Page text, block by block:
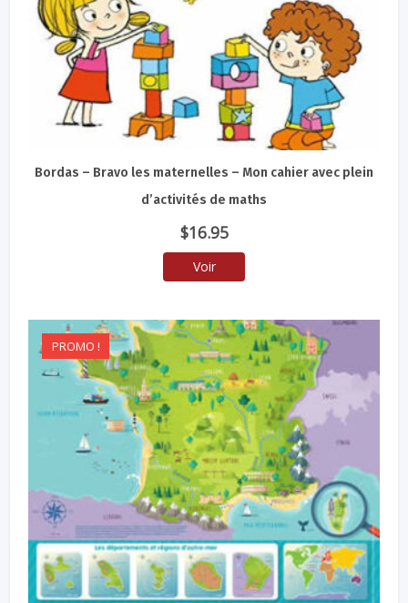
Bordas – Bravo les maternelles – Mon cahier avec plein
d’activités de maths
$16.95
Voir
PROMO !